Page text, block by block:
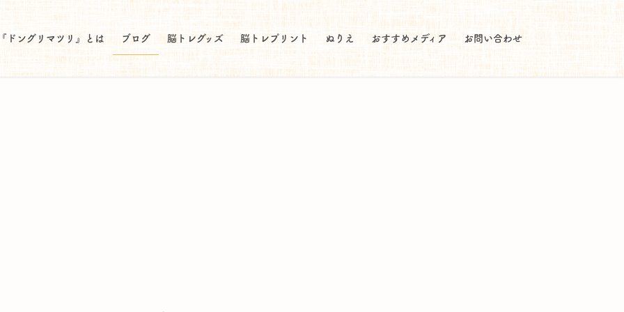
ドングリマツリ』とは ブログ 脳トレグッズ 脳トレプリント ぬりえ おすすめメディア お問い合わせ